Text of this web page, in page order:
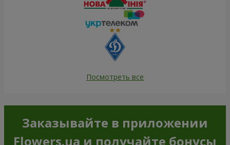
Посмотреть все
Заказывайте в приложении
Flowers.ua и получайте бонусы